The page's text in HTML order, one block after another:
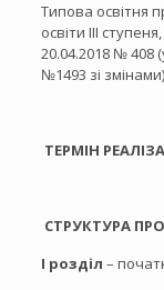
Типова освітня
освіти ІІІ
20.04.2018 № 408
№1493 зі
ТЕРМІН
СТРУКТУРА
І розділ –